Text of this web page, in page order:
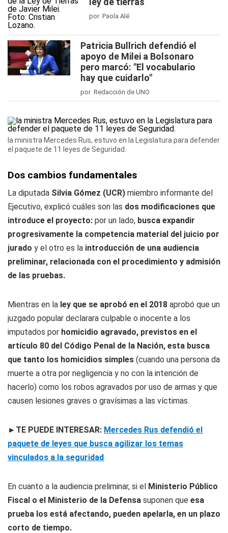
por Paola Alé
Patricia Bullrich defendió el
apoyo de Milei a Bolsonaro
pero marcó: "El vocabulario
hay que cuidarlo"
por Redacción de UNO
la ministra Mercedes Rus, estuvo en la Legislatura para defender
el paquete de 11 leyes de Seguridad.
Dos cambios fundamentales
La diputada Silvia Gómez (UCR) miembro informante del
Ejecutivo, explicó cuáles son las dos modificaciones que
introduce el proyecto: por un lado, busca expandir
progresivamente la competencia material del juicio por
jurado y el otro es la introducción de una audiencia
preliminar, relacionada con el procedimiento y admisión
de las pruebas.
Mientras en la ley que se aprobó en el 2018 aprobó que un
juzgado popular declarara culpable o inocente a los
imputados por homicidio agravado, previstos en el
artículo 80 del Código Penal de la Nación, esta busca
que tanto los homicidios simples (cuando una persona da
muerte a otra por negligencia y no con la intención de
hacerlo) como los robos agravados por uso de armas y que
causen lesiones graves o gravísimas a las víctimas.
►TE PUEDE INTERESAR: Mercedes Rus defendió el
paquete de leyes que busca agilizar los temas
vinculados a la seguridad
En cuanto a la audiencia preliminar, si el Ministerio Público
Fiscal o el Ministerio de la Defensa suponen que esa
prueba los está afectando, pueden apelarla, en un plazo
corto de tiempo.